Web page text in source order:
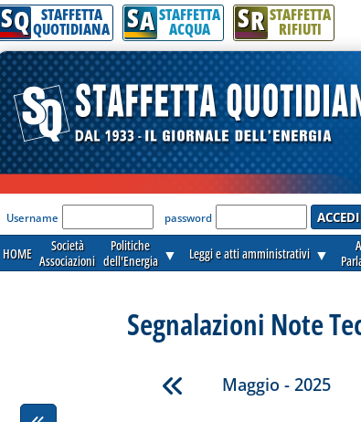
SQ STAFFETTA
QUOTIDIANA SA STAFFETTA
ACQUA SR STAFFETTA
RIFIUTI
'Modulo Login per accedere'
Username password
HOME
Società
Associazioni
Politiche
dell'Energia ▼ Leggi e atti amministrativi ▼
Segnalazioni Note
Maggio - 2025